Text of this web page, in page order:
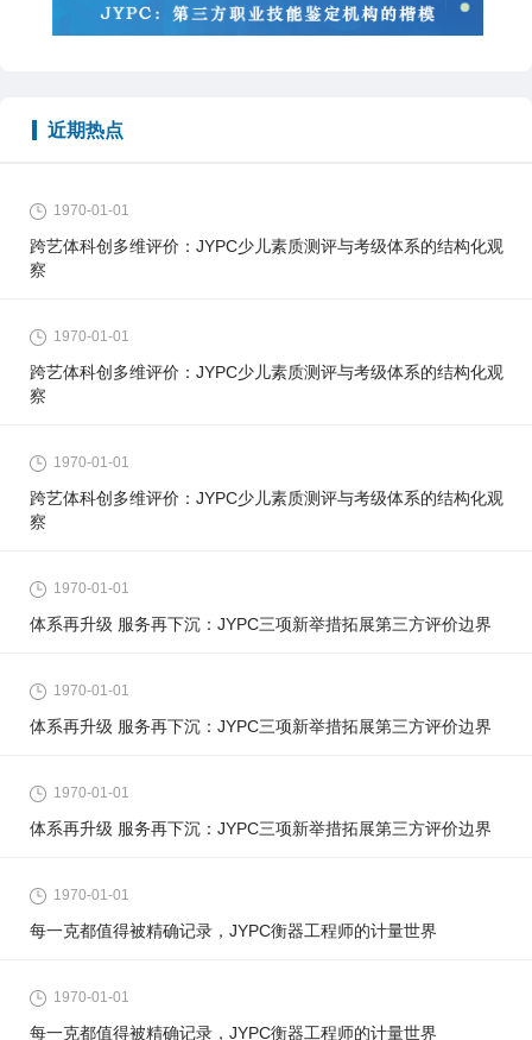
近期热点
1970-01-01
跨艺体科创多维评价：JYPC少儿素质测评与考级体系的结构化观
察
1970-01-01
跨艺体科创多维评价：JYPC少儿素质测评与考级体系的结构化观
察
1970-01-01
跨艺体科创多维评价：JYPC少儿素质测评与考级体系的结构化观
察
1970-01-01
体系再升级 服务再下沉：JYPC三项新举措拓展第三方评价边界
1970-01-01
体系再升级 服务再下沉：JYPC三项新举措拓展第三方评价边界
1970-01-01
体系再升级 服务再下沉：JYPC三项新举措拓展第三方评价边界
1970-01-01
每一克都值得被精确记录，JYPC衡器工程师的计量世界
1970-01-01
每一克都值得被精确记录，JYPC衡器工程师的计量世界